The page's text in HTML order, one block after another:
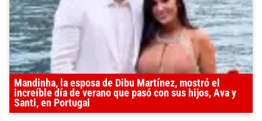
Mandinha, la esposa de Dibu Martínez, mostró el
increíble día de verano que pasó con sus hijos, Ava y
Santi, en Portugal